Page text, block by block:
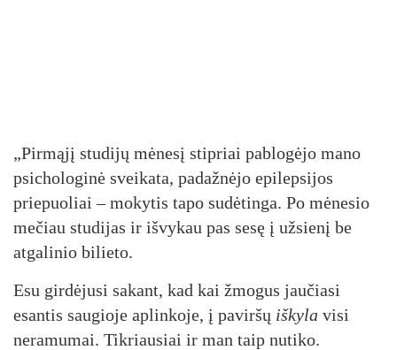
„Pirmąjį studijų mėnesį stipriai pablogėjo mano
psichologinė sveikata, padažnėjo epilepsijos
priepuoliai – mokytis tapo sudėtinga. Po mėnesio
mečiau studijas ir išvykau pas sesę į užsienį be
atgalinio bilieto.
Esu girdėjusi sakant, kad kai žmogus jaučiasi
esantis saugioje aplinkoje, į paviršų iškyla visi
neramumai. Tikriausiai ir man taip nutiko.